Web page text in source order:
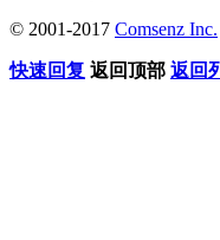
© 2001-2017 Comsenz Inc.
快速回复 返回顶部 返回